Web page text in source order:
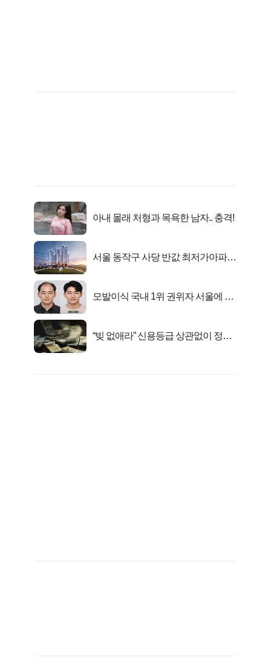
아내 몰래 처형과 목욕한 남자.. 충격!
서울 동작구 사당 반값 최저가아파트
모발이식 국내 1위 권위자 서울에 있
“빚 없애라” 신용등급 상관없이 정부